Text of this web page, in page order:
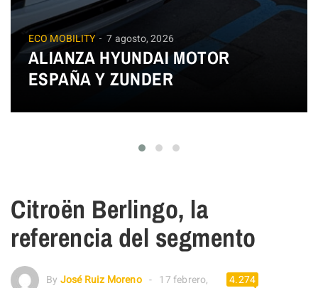
ECO MOBILITY 7 agosto, 2026
ALIANZA HYUNDAI MOTOR
ESPAÑA Y ZUNDER
Citroën Berlingo, la
referencia del segmento
By José Ruiz Moreno
17 febrero,
4.274